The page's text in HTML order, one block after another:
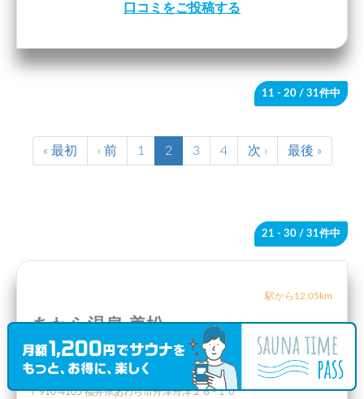
口コミをご投稿する
11 - 20 / 31件中
« 最初 ‹ 前 1 2 3 4 次 › 最後 »
21 - 30 / 31件中
駅から12.05km
あわら温泉 美松
福井県 あわら市
〒910-4105 福井県あわら市舟津舟津２６−１０